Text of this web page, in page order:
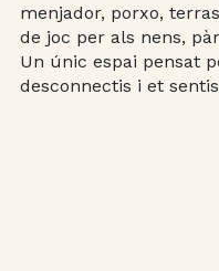
menjador, porxo,
de joc per als nens,
Un únic espai pensat
desconnectis i et